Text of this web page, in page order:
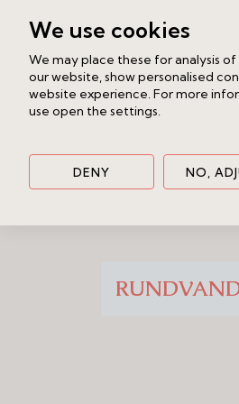
till stadsliv möts i
Inflytt: Från Q4
Småskalig lyx
erbjuder ett
Ekonomi
Område
Dokument
We use cookies
We may place these for analysis
our website, show personalised
website experience. For more
use open the settings.
DENY NO,